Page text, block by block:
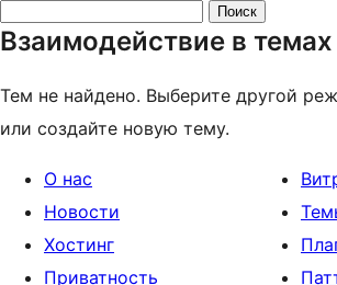
тем:
Взаимодействие в темах
Тем не найдено. Выберите другой
или создайте новую тему.
О нас
Новости
Хостинг
Приватность